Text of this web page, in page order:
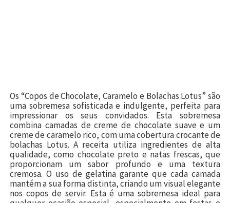
Os “Copos de Chocolate, Caramelo e Bolachas Lotus” são
uma sobremesa sofisticada e indulgente, perfeita para
impressionar os seus convidados. Esta sobremesa
combina camadas de creme de chocolate suave e um
creme de caramelo rico, com uma cobertura crocante de
bolachas Lotus. A receita utiliza ingredientes de alta
qualidade, como chocolate preto e natas frescas, que
proporcionam um sabor profundo e uma textura
cremosa. O uso de gelatina garante que cada camada
mantém a sua forma distinta, criando um visual elegante
nos copos de servir. Esta é uma sobremesa ideal para